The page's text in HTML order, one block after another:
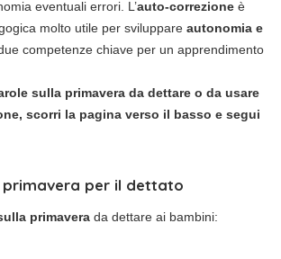
eventuali errori. L’auto-correzione è
molto utile per sviluppare autonomia e
competenze chiave per un apprendimento
sulla primavera da dettare o da usare
scorri la pagina verso il basso e segui
primavera per il dettato
primavera da dettare ai bambini: